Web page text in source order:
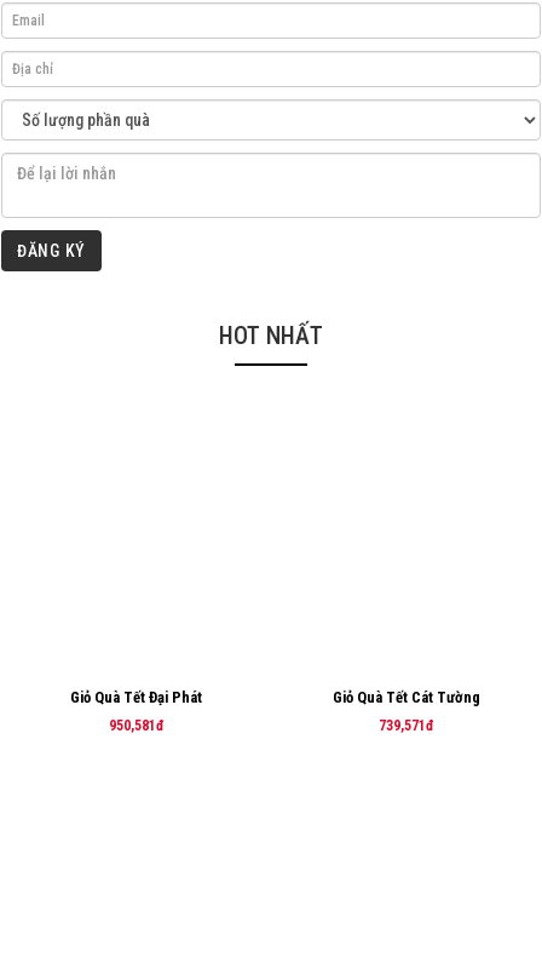
ĐĂNG KÝ
HOT NHẤT
Giỏ Quà Tết Đại Phát
950,581đ
Giỏ Quà Tết Cát Tường
739,571đ